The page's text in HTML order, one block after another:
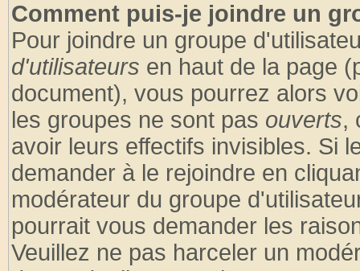
Comment puis-je joindre un
Pour joindre un groupe
d'utilisateurs en haut de la page
document), vous pourrez alors
les groupes ne sont pas ouverts,
avoir leurs effectifs invisibles. Si
demander à le rejoindre en
modérateur du groupe
pourrait vous demander les
Veuillez ne pas harceler un